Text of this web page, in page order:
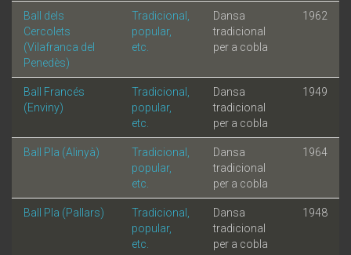
Ball dels
Cercolets
(Vilafranca del
Penedès)
Tradicional,
popular,
etc.
Dansa
tradicional
per a cobla
1962
Ball Francés
(Enviny)
Tradicional,
popular,
etc.
Dansa
tradicional
per a cobla
1949
Ball Pla (Alinyà)
Tradicional,
popular,
etc.
Dansa
tradicional
per a cobla
1964
Ball Pla (Pallars)
Tradicional,
popular,
etc.
Dansa
tradicional
per a cobla
1948